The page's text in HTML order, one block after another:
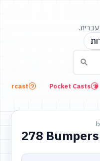
Pocket Casts
278